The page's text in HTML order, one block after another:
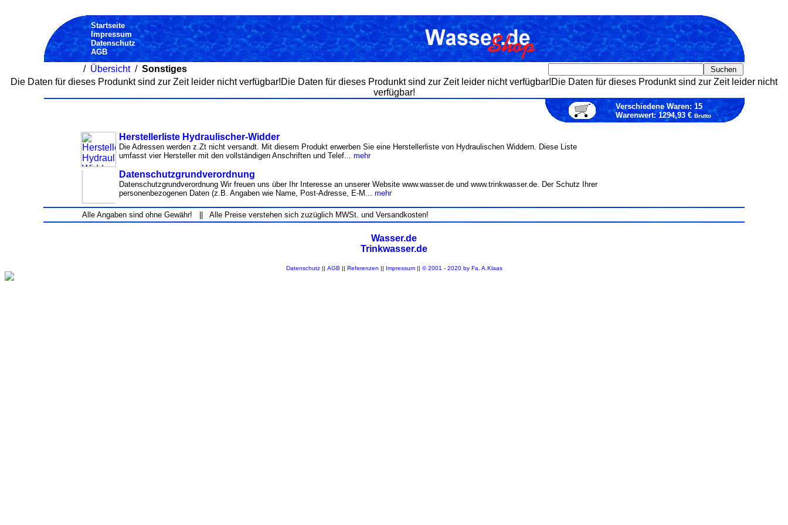
Startseite
Impressum
Datenschutz
AGB
/ Übersicht/ Sonstiges
Die Daten für dieses Produnkt sind zur Zeit leider nicht verfügbar!Die Daten für dieses Produnkt sind zur Zeit leider nicht verfügbar!Die Daten für dieses Produnkt sind zur Zeit leider nicht
verfügbar!
Verschiedene Waren: 15
Warenwert: 1294,93 €Brutto
Herstellerliste Hydraulischer-Widder
Die Adressen werden z.Zt nicht versandt. Mit diesem Produkt erwerben Sie eine Herstellerliste von Hydraulischen Widdern. Diese Liste
umfasst vier Hersteller mit den vollständigen Anschriften und Telef... mehr
Datenschutzgrundverordnung
Datenschutzgrundverordnung Wir freuen uns über Ihr Interesse an unserer Website www.wasser.de und www.trinkwasser.de. Der Schutz Ihrer
personenbezogenen Daten (z.B. Angaben wie Name, Post-Adresse, E-M... mehr
Alle Angaben sind ohne Gewähr! || Alle Preise verstehen sich zuzüglich MWSt. und Versandkosten!
Wasser.de
Trinkwasser.de
Datenschutz|| AGB || Referenzen || Impressum|| © 2001 - 2020 by Fa. A.Klaas